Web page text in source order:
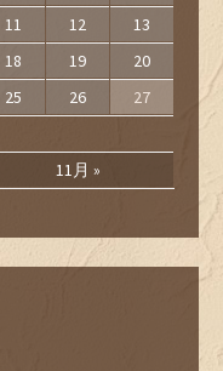
11月 »
11 12
13
18 19
20
25 26
27